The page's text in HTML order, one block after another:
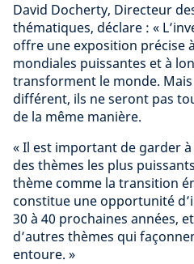
David Docherty, Directeur
thématiques, déclare : «
offre une exposition précise
mondiales puissantes et à
transforment le monde.
différent, ils ne seront pas
de la même manière.
« Il est important de garder
des thèmes les plus
thème comme la transition
constitue une opportunité
30 à 40 prochaines années,
d’autres thèmes qui
entoure. »